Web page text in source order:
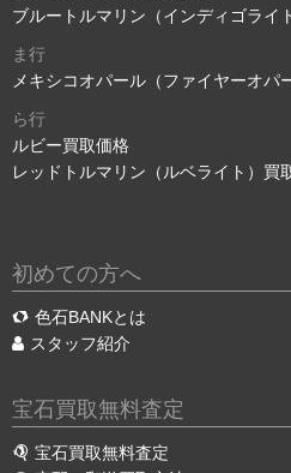
ブルートルマリン（インディゴライ
ま行
メキシコオパール（ファイヤーオパ
ら行
ルビー買取価格
レッドトルマリン（ルベライト）買
初めての方へ
色石BANKとは
スタッフ紹介
宝石買取無料査定
宝石買取無料査定